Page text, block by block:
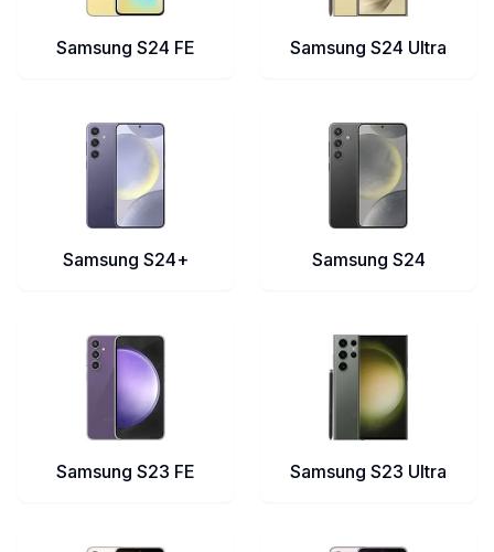
Samsung S24 FE Samsung S24 Ultra
Samsung S24+ Samsung S24
Samsung S23 FE Samsung S23 Ultra